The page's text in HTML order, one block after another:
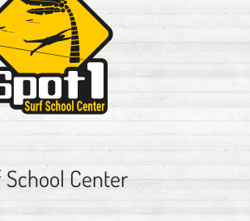
Center